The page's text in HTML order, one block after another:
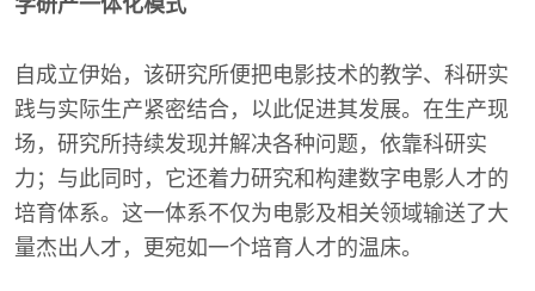
学研产一体化模式
自成立伊始，该研究所便把电影技术的教学、科研实
践与实际生产紧密结合，以此促进其发展。在生产现
场，研究所持续发现并解决各种问题，依靠科研实
力；与此同时，它还着力研究和构建数字电影人才的
培育体系。这一体系不仅为电影及相关领域输送了大
量杰出人才，更宛如一个培育人才的温床。